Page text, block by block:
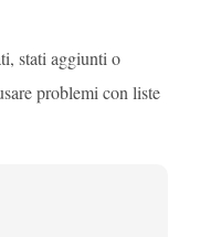
stati aggiunti o
problemi con liste